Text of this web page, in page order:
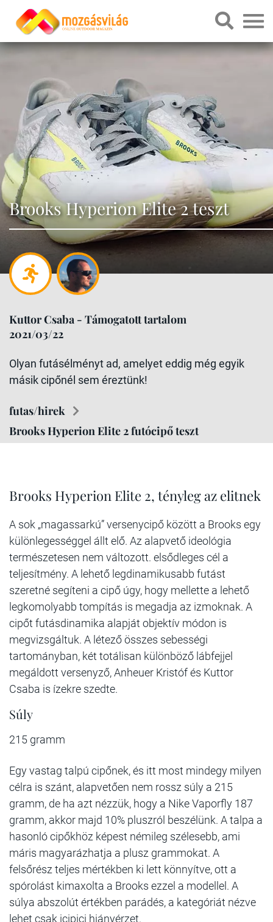
Brooks Hyperion Elite 2 teszt
Kuttor Csaba - Támogatott tartalom
2021/03/22
Olyan futásélményt ad, amelyet eddig még egyik
másik cipőnél sem éreztünk!
futas/hirek
Brooks Hyperion Elite 2 futócipő teszt
Brooks Hyperion Elite 2, tényleg az elitnek
A sok „magassarkú” versenycipő között a Brooks egy
különlegességgel állt elő. Az alapvető ideológia
természetesen nem változott. elsődleges cél a
teljesítmény. A lehető legdinamikusabb futást
szeretné segíteni a cipő úgy, hogy mellette a lehető
legkomolyabb tompítás is megadja az izmoknak. A
cipőt futásdinamika alapját objektív módon is
megvizsgáltuk. A létező összes sebességi
tartományban, két totálisan különböző lábfejjel
megáldott versenyző, Anheuer Kristóf és Kuttor
Csaba is ízekre szedte.
Súly
215 gramm
Egy vastag talpú cipőnek, és itt most mindegy milyen
célra is szánt, alapvetően nem rossz súly a 215
gramm, de ha azt nézzük, hogy a Nike Vaporfly 187
gramm, akkor majd 10% pluszról beszélünk. A talpa a
hasonló cipőkhöz képest némileg szélesebb, ami
máris magyarázhatja a plusz grammokat. A
felsőrész teljes mértékben ki lett könnyítve, ott a
spórolást kimaxolta a Brooks ezzel a modellel. A
súlya abszolút értékben parádés, a kategóriát nézve
lehet csak icipici hiányérzet.